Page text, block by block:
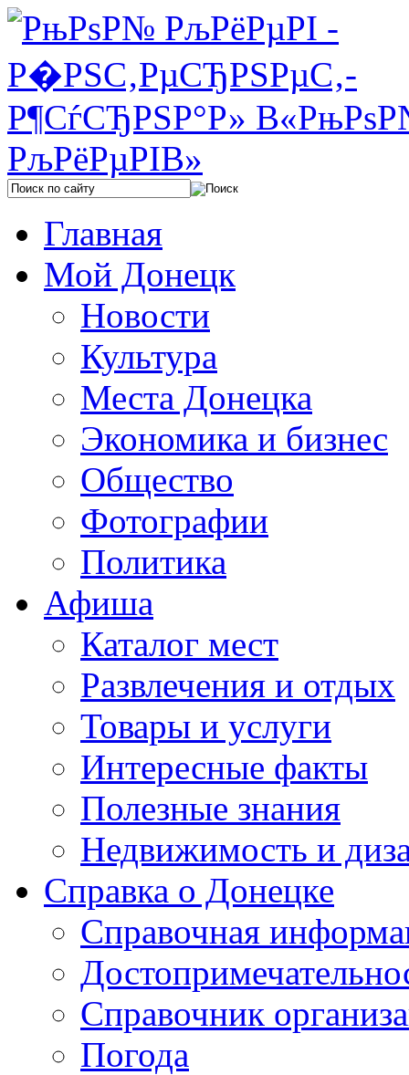
Главная
Мой Донецк
Новости
Культура
Места Донецка
Экономика и бизнес
Общество
Фотографии
Политика
Афиша
Каталог мест
Развлечения и отдых
Товары и услуги
Интересные факты
Полезные знания
Недвижимость и
Справка о Донецке
Справочная
Справочник
Погода